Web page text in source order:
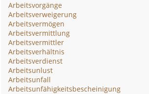
Arbeitsvorgänge
Arbeitsverweigerung
Arbeitsvermögen
Arbeitsvermittlung
Arbeitsvermittler
Arbeitsverhältnis
Arbeitsverdienst
Arbeitsunlust
Arbeitsunfall
Arbeitsunfähigkeitsbescheinigung